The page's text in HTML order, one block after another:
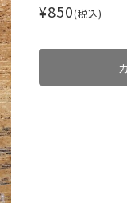
¥850(税込)